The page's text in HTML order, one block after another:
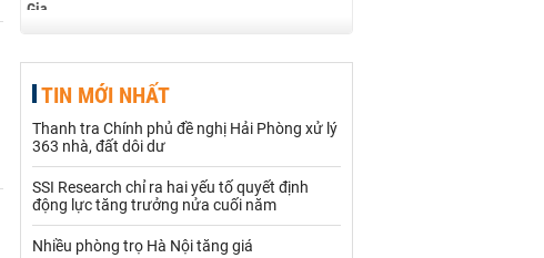
Hạt điều
Khí đốt
Kim loại khác Mắc ca
Muối Ngũ cốc
TIN MỚI NHẤT
Thanh tra Chính phủ đề nghị Hải Phòng xử lý
363 nhà, đất dôi dư
SSI Research chỉ ra hai yếu tố quyết định
động lực tăng trưởng nửa cuối năm
Nhiều phòng trọ Hà Nội tăng giá